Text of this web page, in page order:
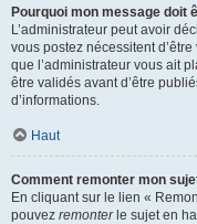
Pourquoi mon message doit
L’administrateur peut avoir
vous postez nécessitent
que l’administrateur vous ait
être validés avant d’être
d’informations.
Haut
Comment remonter mon
En cliquant sur le lien «
pouvez remonterle sujet en